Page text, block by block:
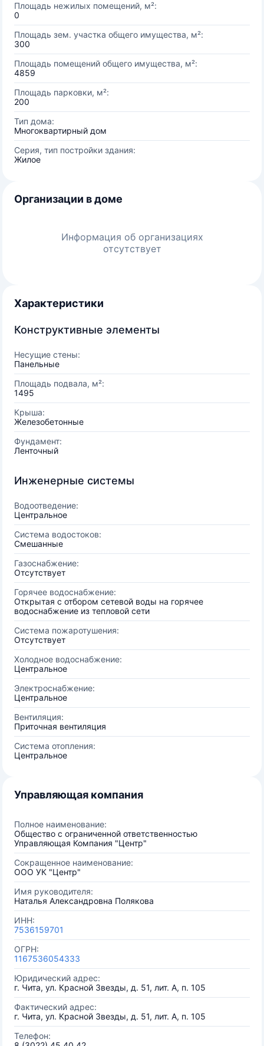
Площадь нежилых помещений, м²:
0
Площадь зем. участка общего имущества, м²:
300
Площадь помещений общего имущества, м²:
4859
Площадь парковки, м²:
200
Тип дома:
Многоквартирный дом
Серия, тип постройки здания:
Жилое
Организации в доме
Информация об организациях
отсутствует
Характеристики
Конструктивные элементы
Несущие стены:
Панельные
Площадь подвала, м²:
1495
Крыша:
Железобетонные
Фундамент:
Ленточный
Инженерные системы
Водоотведение:
Центральное
Система водостоков:
Смешанные
Газоснабжение:
Отсутствует
Горячее водоснабжение:
Открытая с отбором сетевой воды на горячее
водоснабжение из тепловой сети
Система пожаротушения:
Отсутствует
Холодное водоснабжение:
Центральное
Электроснабжение:
Центральное
Вентиляция:
Приточная вентиляция
Система отопления:
Центральное
Управляющая компания
Полное наименование:
Общество с ограниченной ответственностью
Управляющая Компания "Центр"
Сокращенное наименование:
ООО УК "Центр"
Имя руководителя:
Наталья Александровна Полякова
ИНН:
7536159701
ОГРН:
1167536054333
Юридический адрес:
г. Чита, ул. Красной Звезды, д. 51, лит. А, п. 105
Фактический адрес:
г. Чита, ул. Красной Звезды, д. 51, лит. А, п. 105
Телефон: